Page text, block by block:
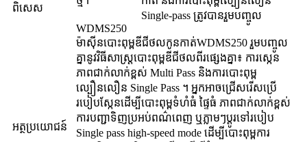
ពិសេស
Single-pass ត្រូវបានរួមបញ្ចូល
អត្ថប្រយោជន៍
WDMS250
ម៉ាស៊ីនបោះពុម្ពឌីជីថលកូនកាត់WDMS250 រួមបញ្ចូល
គ្នានូវវិធីសាស្រ្តបោះពុម្ពឌីជីថលពីរផ្សេងគ្នា៖ ការស្កេន
ភាពជាក់លាក់ខ្ពស់ Multi Pass និងការបោះពុម្ព
ល្បឿនលឿន Single Pass ។ អ្នកអាចជ្រើសរើសប្រើ
របៀបស្កែនដើម្បីបោះពុម្ពទំហំធំ ផ្ទៃធំ ភាពជាក់លាក់ខ្ពស់
ការបញ្ជាទិញប្រអប់ពណ៌ពេញ ឬភ្លាមៗប្តូរទៅរបៀប
Single pass high-speed mode ដើម្បីបោះពុម្ពការ